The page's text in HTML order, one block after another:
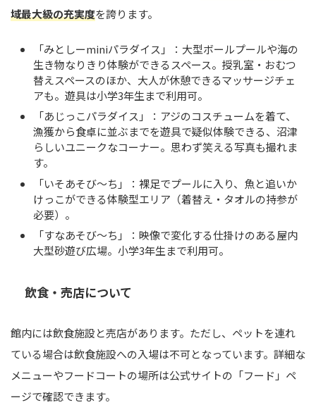
域最大級の充実度を誇ります。
「みとしーminiパラダイス」：大型ボールプールや海の
生き物なりきり体験ができるスペース。授乳室・おむつ
替えスペースのほか、大人が休憩できるマッサージチェ
アも。遊具は小学3年生まで利用可。
「あじっこパラダイス」：アジのコスチュームを着て、
漁獲から食卓に並ぶまでを遊具で疑似体験できる、沼津
らしいユニークなコーナー。思わず笑える写真も撮れま
す。
「いそあそび～ち」：裸足でプールに入り、魚と追いか
けっこができる体験型エリア（着替え・タオルの持参が
必要）。
「すなあそび～ち」：映像で変化する仕掛けのある屋内
大型砂遊び広場。小学3年生まで利用可。
飲食・売店について
館内には飲食施設と売店があります。ただし、ペットを連れ
ている場合は飲食施設への入場は不可となっています。詳細な
メニューやフードコートの場所は公式サイトの「フード」ペ
ージで確認できます。